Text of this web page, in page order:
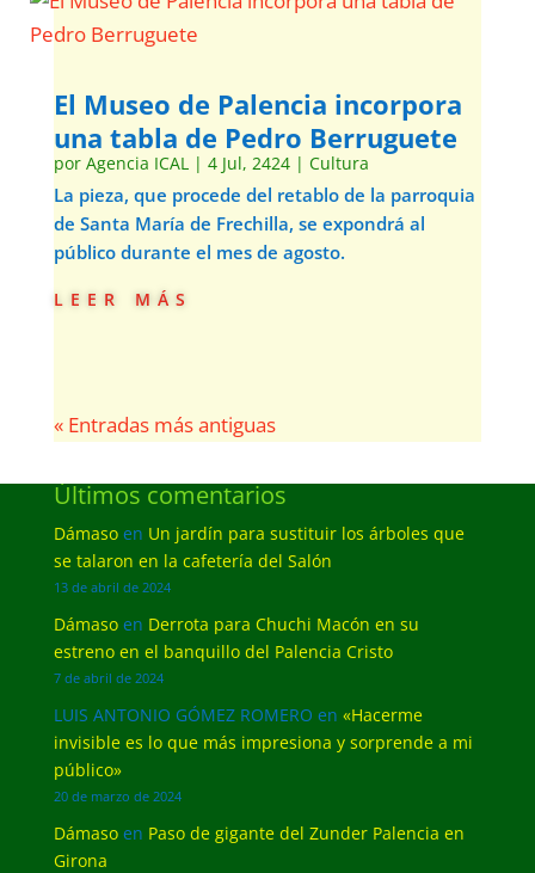
El Museo de Palencia incorpora
una tabla de Pedro Berruguete
por Agencia ICAL| 4 Jul, 2424| Cultura
La pieza, que procede del retablo de la parroquia
de Santa María de Frechilla, se expondrá al
público durante el mes de agosto.
leer más
« Entradas más antiguas
Últimos comentarios
Dámasoen Un jardín para sustituir los árboles que
se talaron en la cafetería del Salón
13 de abril de 2024
Dámasoen Derrota para Chuchi Macón en su
estreno en el banquillo del Palencia Cristo
7 de abril de 2024
LUIS ANTONIO GÓMEZ ROMERO en «Hacerme
invisible es lo que más impresiona y sorprende a mi
público»
20 de marzo de 2024
Dámasoen Paso de gigante del Zunder Palencia en
Girona